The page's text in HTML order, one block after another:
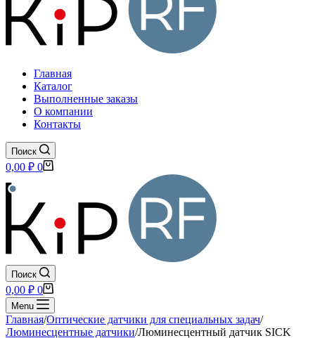
Главная
Каталог
Выполненные заказы
О компании
Контакты
Поиск
Корзина
0,00 ₽ 0
Поиск
Корзина
0,00 ₽ 0
Menu
Главная/Оптические датчики для специальных задач/
Люминесцентные датчики/Люминесцентный датчик SICK